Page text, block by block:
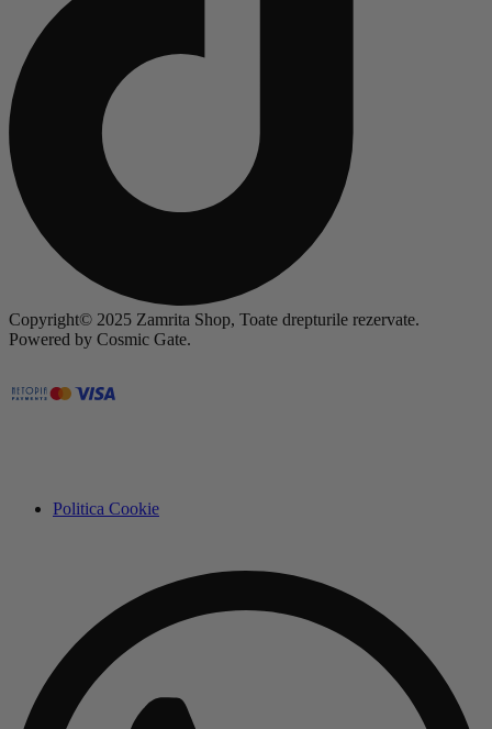
Copyright© 2025 Zamrita Shop, Toate drepturile rezervate.
Powered by Cosmic Gate.
Politica Cookie